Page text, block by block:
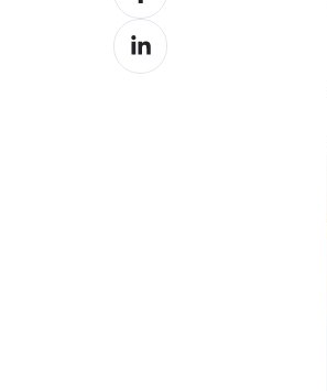
on
Facebook
Share
on